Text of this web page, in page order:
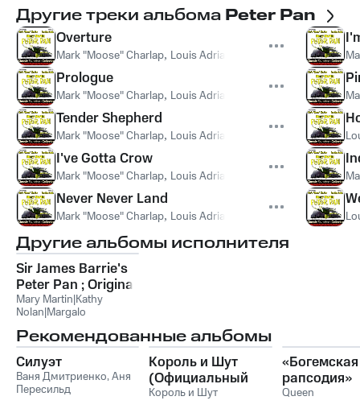
Другие треки альбома Peter Pan
Overture
Mark "Moose" Charlap, Louis Adrian Winter Garden Theatre
Prologue
Mark "Moose" Charlap, Louis Adrian Winter Garden Theatre
Tender Shepherd
Mark "Moose" Charlap, Louis Adrian Winter Garden Theatre
I've Gotta Crow
Mark "Moose" Charlap, Louis Adrian Winter Garden Theatre
Never Never Land
Mark "Moose" Charlap, Louis Adrian Winter Garden Theatre
Другие альбомы исполнителя
Sir James Barrie's
Peter Pan ; Original
Cast Recording
Mary Martin|Kathy
Nolan|Margalo
Mary Martin,Cyril
Ritchard,Kathy Nolan,
Margalo Gilmore
Рекомендованные альбомы
Силуэт
Ваня Дмитриенко,Аня
Пересильд
Король и Шут
(Официальный
саундтрек), Часть
Король и Шут
«Богемская
рапсодия»
Queen